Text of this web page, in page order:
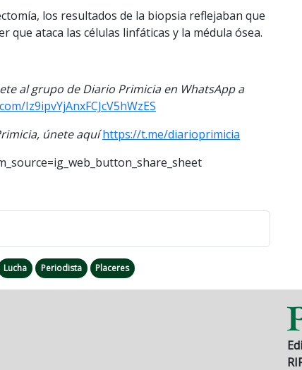
los resultados de la biopsia reflejaban que
que ataca las células linfáticas y la médula ósea.
al grupo de Diario Primicia en WhatsApp a
Iz9ipvYjAnxFCJcV5hWzES
únete aquí https://t.me/diarioprimicia
Lucha Periodista Placeres